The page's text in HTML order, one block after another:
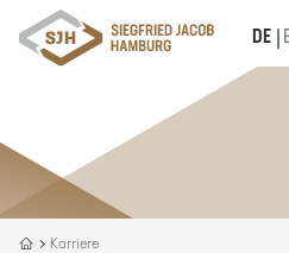
DE
Recycling
Karriere